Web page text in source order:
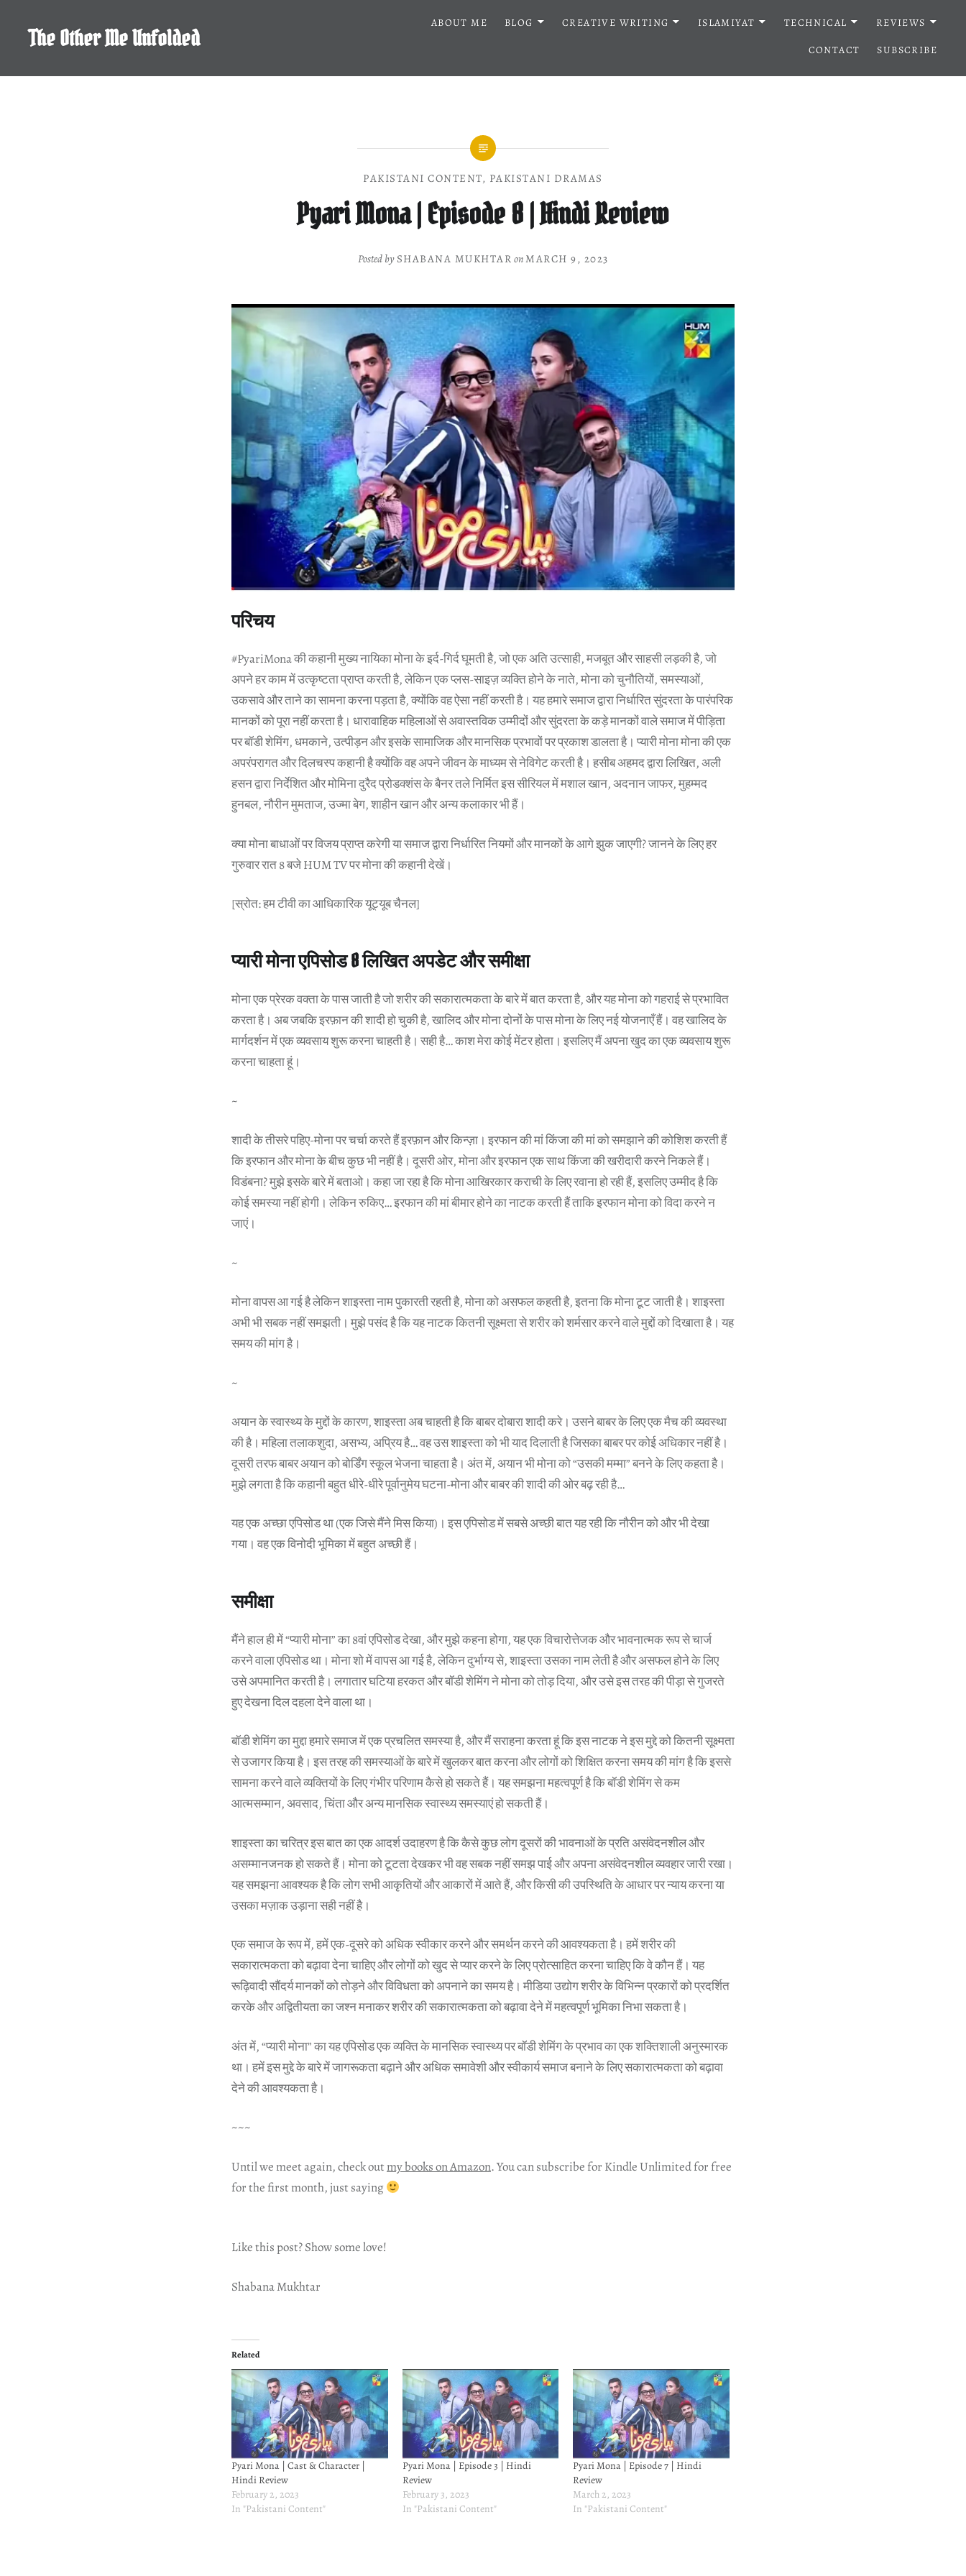
contentThe Other Me Unfolded
ABOUT ME BLOG CREATIVE WRITING ISLAMIYAT TECHNICAL
REVIEWS
CONTACT
SUBSCRIBE
PAKISTANI CONTENT, PAKISTANI DRAMAS
Pyari Mona | Episode 8 | Hindi Review
Posted by SHABANA MUKHTAR onMARCH 9, 2023
परिचय
#PyariMona की कहानी मुख्य नायिका मोना के इर्द-गिर्द घूमती है, जो एक अति उत्साही, मजबूत और साहसी लड़की है, जो
अपने हर काम में उत्कृष्टता प्राप्त करती है, लेकिन एक प्लस-साइज़ व्यक्ति होने के नाते, मोना को चुनौतियों, समस्याओं,
उकसावे और ताने का सामना करना पड़ता है, क्योंकि वह ऐसा नहीं करती है। यह हमारे समाज द्वारा निर्धारित सुंदरता के पारंपरिक
मानकों को पूरा नहीं करता है। धारावाहिक महिलाओं से अवास्तविक उम्मीदों और सुंदरता के कड़े मानकों वाले समाज में पीड़िता
पर बॉडी शेमिंग, धमकाने, उत्पीड़न और इसके सामाजिक और मानसिक प्रभावों पर प्रकाश डालता है। प्यारी मोना मोना की एक
अपरंपरागत और दिलचस्प कहानी है क्योंकि वह अपने जीवन के माध्यम से नेविगेट करती है। हसीब अहमद द्वारा लिखित, अली
हसन द्वारा निर्देशित और मोमिना दुरैद प्रोडक्शंस के बैनर तले निर्मित इस सीरियल में मशाल खान, अदनान जाफर, मुहम्मद
हुनबल, नौरीन मुमताज, उज्मा बेग, शाहीन खान और अन्य कलाकार भी हैं।
क्या मोना बाधाओं पर विजय प्राप्त करेगी या समाज द्वारा निर्धारित नियमों और मानकों के आगे झुक जाएगी? जानने के लिए हर
गुरुवार रात 8 बजे HUM TV पर मोना की कहानी देखें।
[स्रोत: हम टीवी का आधिकारिक यूट्यूब चैनल]
प्यारी मोना एपिसोड 8 लिखित अपडेट और समीक्षा
मोना एक प्रेरक वक्ता के पास जाती है जो शरीर की सकारात्मकता के बारे में बात करता है, और यह मोना को गहराई से प्रभावित
करता है। अब जबकि इरफ़ान की शादी हो चुकी है, खालिद और मोना दोनों के पास मोना के लिए नई योजनाएँ हैं। वह खालिद के
मार्गदर्शन में एक व्यवसाय शुरू करना चाहती है। सही है… काश मेरा कोई मेंटर होता। इसलिए मैं अपना खुद का एक व्यवसाय शुरू
करना चाहता हूं।
~
शादी के तीसरे पहिए-मोना पर चर्चा करते हैं इरफ़ान और किन्ज़ा। इरफान की मां किंजा की मां को समझाने की कोशिश करती हैं
कि इरफान और मोना के बीच कुछ भी नहीं है। दूसरी ओर, मोना और इरफान एक साथ किंजा की खरीदारी करने निकले हैं।
विडंबना? मुझे इसके बारे में बताओ। कहा जा रहा है कि मोना आखिरकार कराची के लिए रवाना हो रही हैं, इसलिए उम्मीद है कि
कोई समस्या नहीं होगी। लेकिन रुकिए… इरफान की मां बीमार होने का नाटक करती हैं ताकि इरफान मोना को विदा करने न
जाएं।
~
मोना वापस आ गई है लेकिन शाइस्ता नाम पुकारती रहती है, मोना को असफल कहती है, इतना कि मोना टूट जाती है। शाइस्ता
अभी भी सबक नहीं समझती। मुझे पसंद है कि यह नाटक कितनी सूक्ष्मता से शरीर को शर्मसार करने वाले मुद्दों को दिखाता है। यह
समय की मांग है।
~
अयान के स्वास्थ्य के मुद्दों के कारण, शाइस्ता अब चाहती है कि बाबर दोबारा शादी करे। उसने बाबर के लिए एक मैच की व्यवस्था
की है। महिला तलाकशुदा, असभ्य, अप्रिय है… वह उस शाइस्ता को भी याद दिलाती है जिसका बाबर पर कोई अधिकार नहीं है।
दूसरी तरफ बाबर अयान को बोर्डिंग स्कूल भेजना चाहता है। अंत में, अयान भी मोना को “उसकी मम्मा” बनने के लिए कहता है।
मुझे लगता है कि कहानी बहुत धीरे-धीरे पूर्वानुमेय घटना-मोना और बाबर की शादी की ओर बढ़ रही है…
यह एक अच्छा एपिसोड था (एक जिसे मैंने मिस किया)। इस एपिसोड में सबसे अच्छी बात यह रही कि नौरीन को और भी देखा
गया। वह एक विनोदी भूमिका में बहुत अच्छी हैं।
समीक्षा
मैंने हाल ही में “प्यारी मोना” का 8वां एपिसोड देखा, और मुझे कहना होगा, यह एक विचारोत्तेजक और भावनात्मक रूप से चार्ज
करने वाला एपिसोड था। मोना शो में वापस आ गई है, लेकिन दुर्भाग्य से, शाइस्ता उसका नाम लेती है और असफल होने के लिए
उसे अपमानित करती है। लगातार घटिया हरकत और बॉडी शेमिंग ने मोना को तोड़ दिया, और उसे इस तरह की पीड़ा से गुजरते
हुए देखना दिल दहला देने वाला था।
बॉडी शेमिंग का मुद्दा हमारे समाज में एक प्रचलित समस्या है, और मैं सराहना करता हूं कि इस नाटक ने इस मुद्दे को कितनी सूक्ष्मता
से उजागर किया है। इस तरह की समस्याओं के बारे में खुलकर बात करना और लोगों को शिक्षित करना समय की मांग है कि इससे
सामना करने वाले व्यक्तियों के लिए गंभीर परिणाम कैसे हो सकते हैं। यह समझना महत्वपूर्ण है कि बॉडी शेमिंग से कम
आत्मसम्मान, अवसाद, चिंता और अन्य मानसिक स्वास्थ्य समस्याएं हो सकती हैं।
शाइस्ता का चरित्र इस बात का एक आदर्श उदाहरण है कि कैसे कुछ लोग दूसरों की भावनाओं के प्रति असंवेदनशील और
असम्मानजनक हो सकते हैं। मोना को टूटता देखकर भी वह सबक नहीं समझ पाई और अपना असंवेदनशील व्यवहार जारी रखा।
यह समझना आवश्यक है कि लोग सभी आकृतियों और आकारों में आते हैं, और किसी की उपस्थिति के आधार पर न्याय करना या
उसका मज़ाक उड़ाना सही नहीं है।
एक समाज के रूप में, हमें एक-दूसरे को अधिक स्वीकार करने और समर्थन करने की आवश्यकता है। हमें शरीर की
सकारात्मकता को बढ़ावा देना चाहिए और लोगों को खुद से प्यार करने के लिए प्रोत्साहित करना चाहिए कि वे कौन हैं। यह
रूढ़िवादी सौंदर्य मानकों को तोड़ने और विविधता को अपनाने का समय है। मीडिया उद्योग शरीर के विभिन्न प्रकारों को प्रदर्शित
करके और अद्वितीयता का जश्न मनाकर शरीर की सकारात्मकता को बढ़ावा देने में महत्वपूर्ण भूमिका निभा सकता है।
अंत में, “प्यारी मोना” का यह एपिसोड एक व्यक्ति के मानसिक स्वास्थ्य पर बॉडी शेमिंग के प्रभाव का एक शक्तिशाली अनुस्मारक
था। हमें इस मुद्दे के बारे में जागरूकता बढ़ाने और अधिक समावेशी और स्वीकार्य समाज बनाने के लिए सकारात्मकता को बढ़ावा
देने की आवश्यकता है।
~~~
Until we meet again, check outmy books on Amazon. You can subscribe for Kindle Unlimited for free
for the first month, just saying
Like this post? Show some love!
Shabana Mukhtar
Related
Pyari Mona | Cast & Character |
Hindi Review
February 2, 2023
In "Pakistani Content"
Pyari Mona | Episode 3 | Hindi
Review
February 3, 2023
In "Pakistani Content"
Pyari Mona | Episode 7 | Hindi
Review
March 2, 2023
In "Pakistani Content"